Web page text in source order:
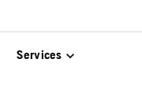
Services